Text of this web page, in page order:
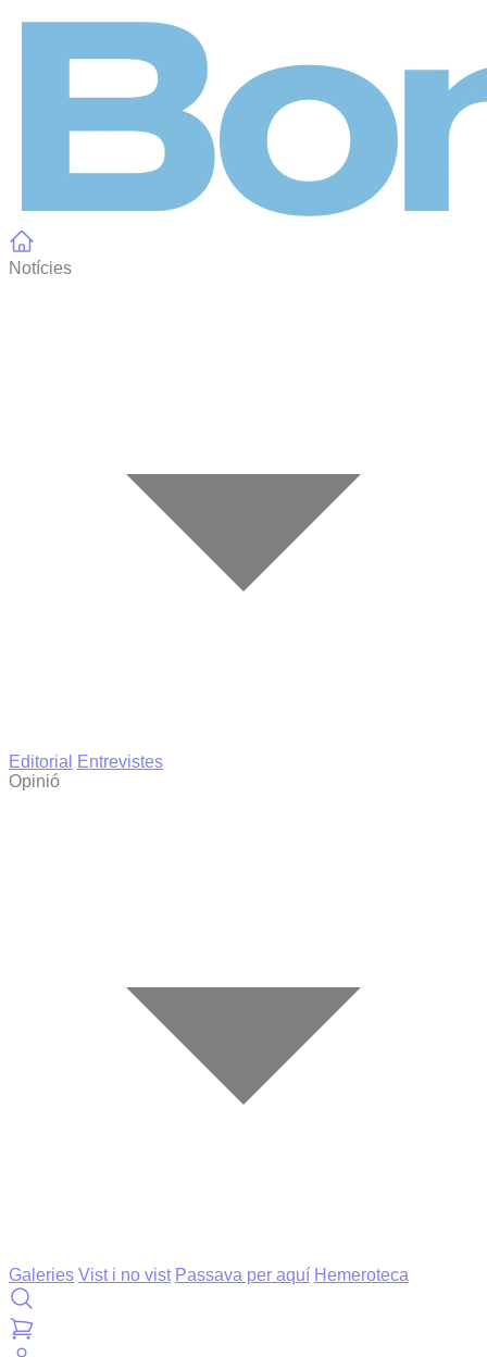
Notícies
Editorial
Entrevistes
Opinió
Galeries Vist i no vist Passava per aquí Hemeroteca